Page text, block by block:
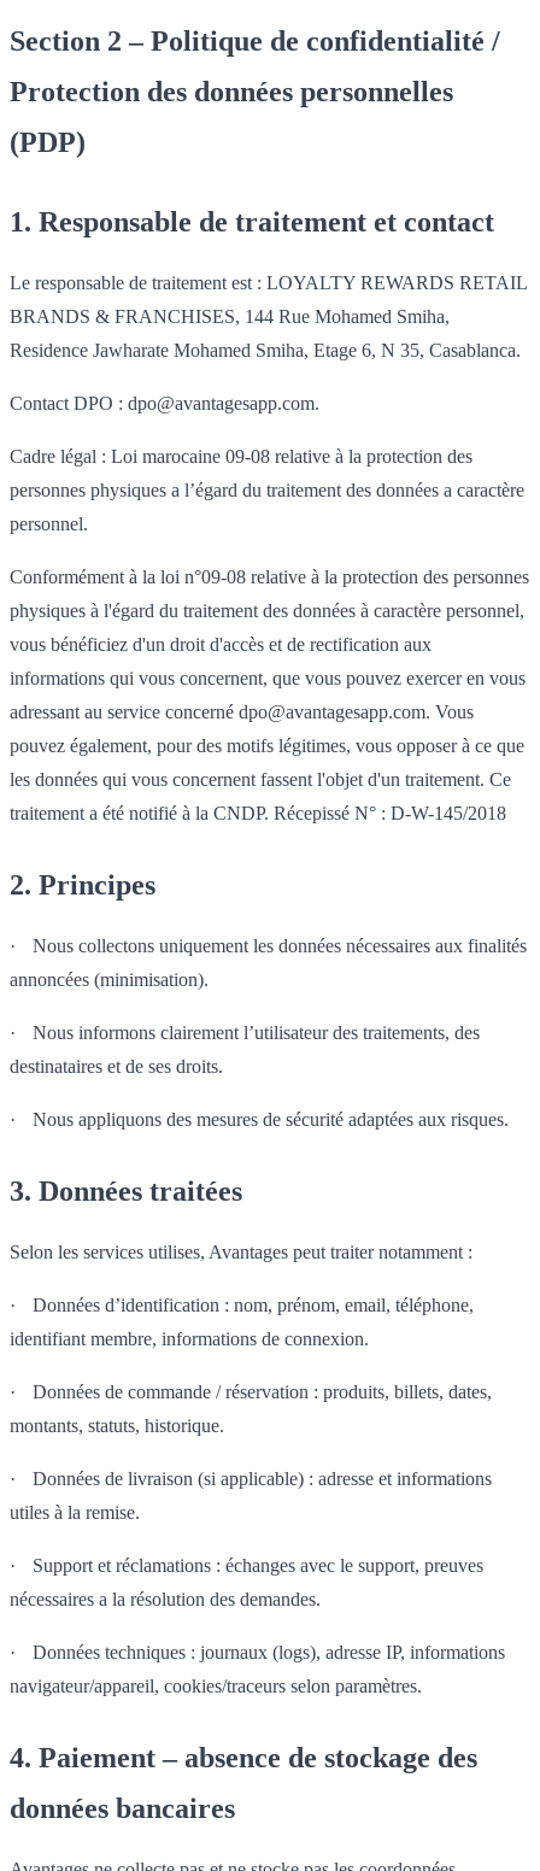
Section 2 – Politique de confidentialité /
Protection des données personnelles
(PDP)
1. Responsable de traitement et contact
Le responsable de traitement est : LOYALTY REWARDS RETAIL
BRANDS & FRANCHISES, 144 Rue Mohamed Smiha,
Residence Jawharate Mohamed Smiha, Etage 6, N 35, Casablanca.
Contact DPO : dpo@avantagesapp.com.
Cadre légal : Loi marocaine 09-08 relative à la protection des
personnes physiques a l’égard du traitement des données a caractère
personnel.
Conformément à la loi n°09-08 relative à la protection des personnes
physiques à l'égard du traitement des données à caractère personnel,
vous bénéficiez d'un droit d'accès et de rectification aux
informations qui vous concernent, que vous pouvez exercer en vous
adressant au service concerné dpo@avantagesapp.com. Vous
pouvez également, pour des motifs légitimes, vous opposer à ce que
les données qui vous concernent fassent l'objet d'un traitement. Ce
traitement a été notifié à la CNDP. Récepissé N° : D-W-145/2018
2. Principes
·
Nous collectons uniquement les données nécessaires aux finalités
annoncées (minimisation).
·
Nous informons clairement l’utilisateur des traitements, des
destinataires et de ses droits.
· Nous appliquons des mesures de sécurité adaptées aux risques.
3. Données traitées
Selon les services utilises, Avantages peut traiter notamment :
·
Données d’identification : nom, prénom, email, téléphone,
identifiant membre, informations de connexion.
·
Données de commande / réservation : produits, billets, dates,
montants, statuts, historique.
·
Données de livraison (si applicable) : adresse et informations
utiles à la remise.
·
Support et réclamations : échanges avec le support, preuves
nécessaires a la résolution des demandes.
·
Données techniques : journaux (logs), adresse IP, informations
navigateur/appareil, cookies/traceurs selon paramètres.
4. Paiement – absence de stockage des
données bancaires